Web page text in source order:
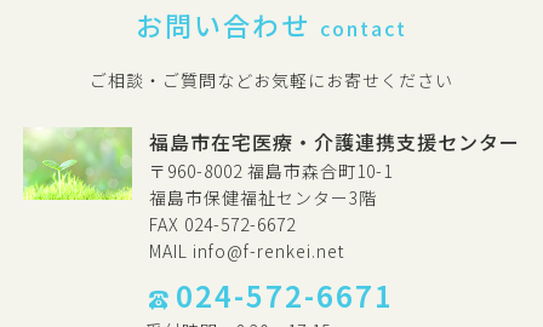
お問い合わせ contact
ご相談・ご質問などお気軽にお寄せください
福島市在宅医療・介護連携支援センター
〒960-8002 福島市森合町10-1
福島市保健福祉センター3階
FAX 024-572-6672
MAIL info@f-renkei.net
024-572-6671